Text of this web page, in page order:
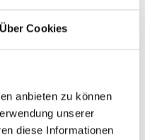
Über Cookies
anbieten zu können
unserer
diese Informationen